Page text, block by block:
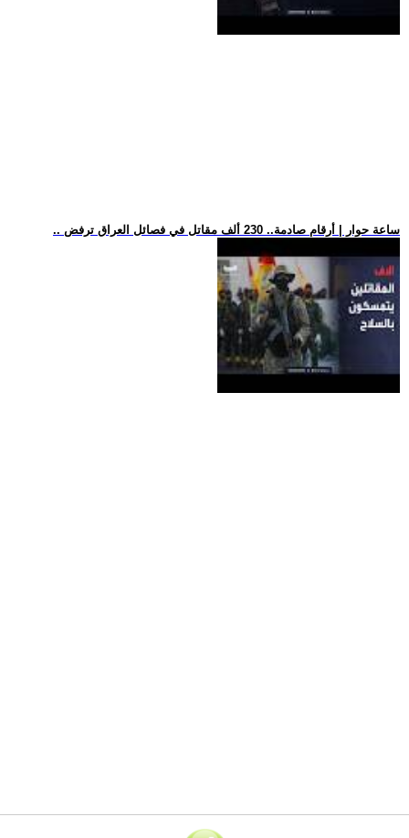
.. ساعة حوار | أرقام صادمة.. 230 ألف مقاتل في فصائل العراق ترفض